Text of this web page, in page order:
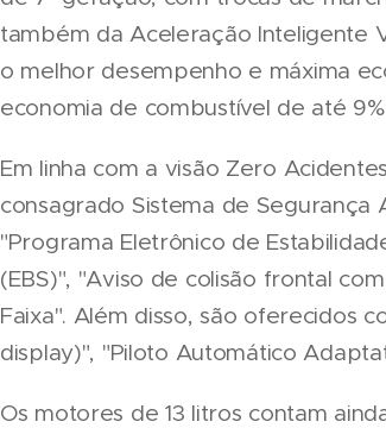
também da Aceleração Inteligente
o melhor desempenho e máxima
economia de combustível de até
Em linha com a visão Zero
consagrado Sistema de
"Programa Eletrônico de
(EBS)", "Aviso de colisão frontal
Faixa". Além disso, são oferecidos
display)", "Piloto Automático
Os motores de 13 litros contam